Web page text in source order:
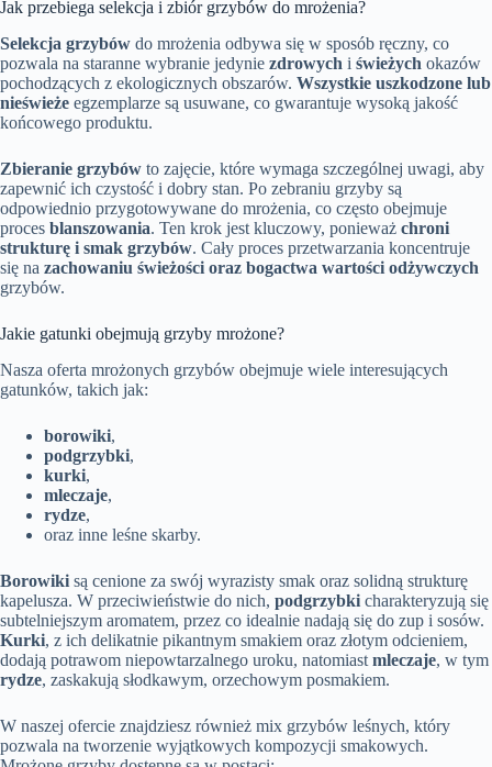
Jak przebiega selekcja i zbiór grzybów do mrożenia?
Selekcja grzybów do mrożenia odbywa się w sposób ręczny, co
pozwala na staranne wybranie jedynie zdrowych i świeżych okazów
pochodzących z ekologicznych obszarów. Wszystkie uszkodzone lub
nieświeże egzemplarze są usuwane, co gwarantuje wysoką jakość
końcowego produktu.
Zbieranie grzybów to zajęcie, które wymaga szczególnej uwagi, aby
zapewnić ich czystość i dobry stan. Po zebraniu grzyby są
odpowiednio przygotowywane do mrożenia, co często obejmuje
proces blanszowania. Ten krok jest kluczowy, ponieważ chroni
strukturę i smak grzybów. Cały proces przetwarzania koncentruje
się na zachowaniu świeżości oraz bogactwa wartości odżywczych
grzybów.
Jakie gatunki obejmują grzyby mrożone?
Nasza oferta mrożonych grzybów obejmuje wiele interesujących
gatunków, takich jak:
borowiki,
podgrzybki,
kurki,
mleczaje,
rydze,
oraz inne leśne skarby.
Borowiki są cenione za swój wyrazisty smak oraz solidną strukturę
kapelusza. W przeciwieństwie do nich, podgrzybki charakteryzują się
subtelniejszym aromatem, przez co idealnie nadają się do zup i sosów.
Kurki, z ich delikatnie pikantnym smakiem oraz złotym odcieniem,
dodają potrawom niepowtarzalnego uroku, natomiast mleczaje, w tym
rydze, zaskakują słodkawym, orzechowym posmakiem.
W naszej ofercie znajdziesz również mix grzybów leśnych, który
pozwala na tworzenie wyjątkowych kompozycji smakowych.